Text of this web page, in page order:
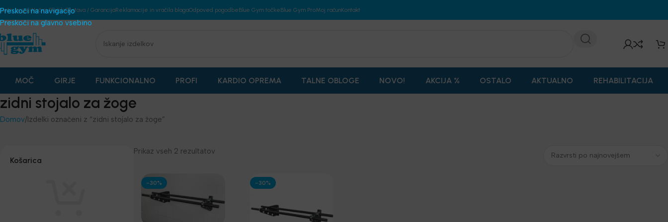
Preskoči na navigacijo
Preskoči na glavno vsebino
pogojiNačini PlačilaDostava / GarancijaReklamacije in vračila blagaOdpoved pogodbeBlue Gym točkeBlue Gym ProMoj računKontakt
MOČ GIRJE FUNKCIONALNO PROFI KARDIO OPREMA TALNE OBLOGE NOVO! AKCIJA % OSTALO AKTUALNO REHABILITACIJA
zidni stojalo za žoge
Domov Izdelki označeni z “zidni stojalo za žoge”
Košarica
Prikaz vseh 2 rezultatov
-30% -30%